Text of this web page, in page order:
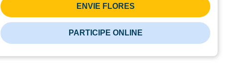
ENVIE FLORES
PARTICIPE ONLINE